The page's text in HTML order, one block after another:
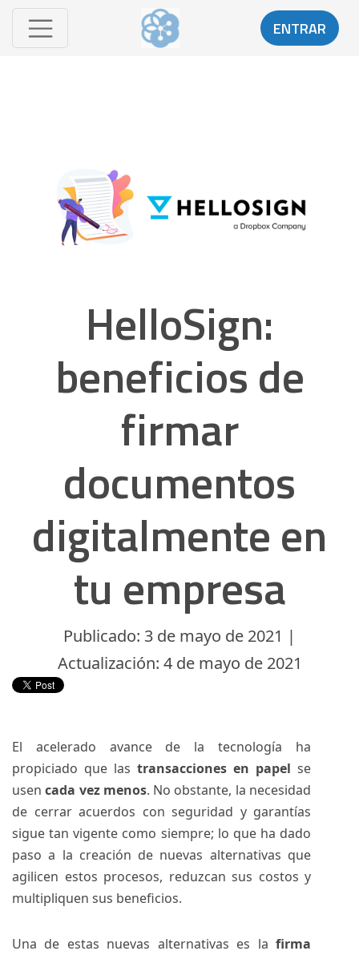
ENTRAR
HelloSign:
beneficios de
firmar
documentos
digitalmente en
tu empresa
Publicado: 3 de mayo de 2021 |
Actualización: 4 de mayo de 2021
El acelerado avance de la tecnología ha
propiciado que las transacciones en papel se
usencada vez menos. No obstante, la necesidad
de cerrar acuerdos con seguridad y garantías
sigue tan vigente como siempre; lo que ha dado
paso a la creación de nuevas alternativas que
agilicen estos procesos, reduzcan sus costos y
multipliquen sus beneficios.
Una de estas nuevas alternativas es la firma